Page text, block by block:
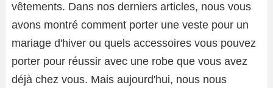
vêtements. Dans nos derniers articles, nous vous
avons montré comment porter une veste pour un
mariage d'hiver ou quels accessoires vous pouvez
porter pour réussir avec une robe que vous avez
déjà chez vous. Mais aujourd'hui, nous nous